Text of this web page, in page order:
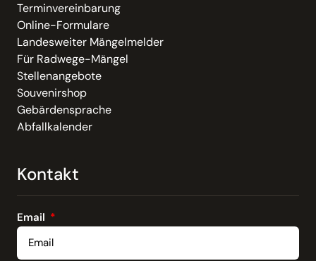
Terminvereinbarung
Online-Formulare
Landesweiter Mängelmelder
Für Radwege-Mängel
Stellenangebote
Souvenirshop
Gebärdensprache
Abfallkalender
Kontakt
Email